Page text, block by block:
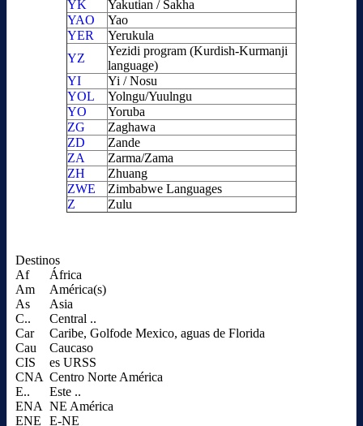
YK
Yakutian / Sakha
YAO
Yao
YER
Yerukula
YZ
Yezidi program (Kurdish-Kurmanji
language)
YI
Yi / Nosu
YOL
Yolngu/Yuulngu
YO
Yoruba
ZG
Zaghawa
ZD
Zande
ZA
Zarma/Zama
ZH
Zhuang
ZWE
Zimbabwe Languages
Z
Zulu
Destinos
Af
África
Am
América(s)
As
Asia
C..
Central ..
Car
Caribe, Golfode Mexico, aguas de Florida
Cau
Caucaso
CIS
es URSS
CNA Centro Norte América
E..
Este ..
ENA NE América
ENE
E-NE